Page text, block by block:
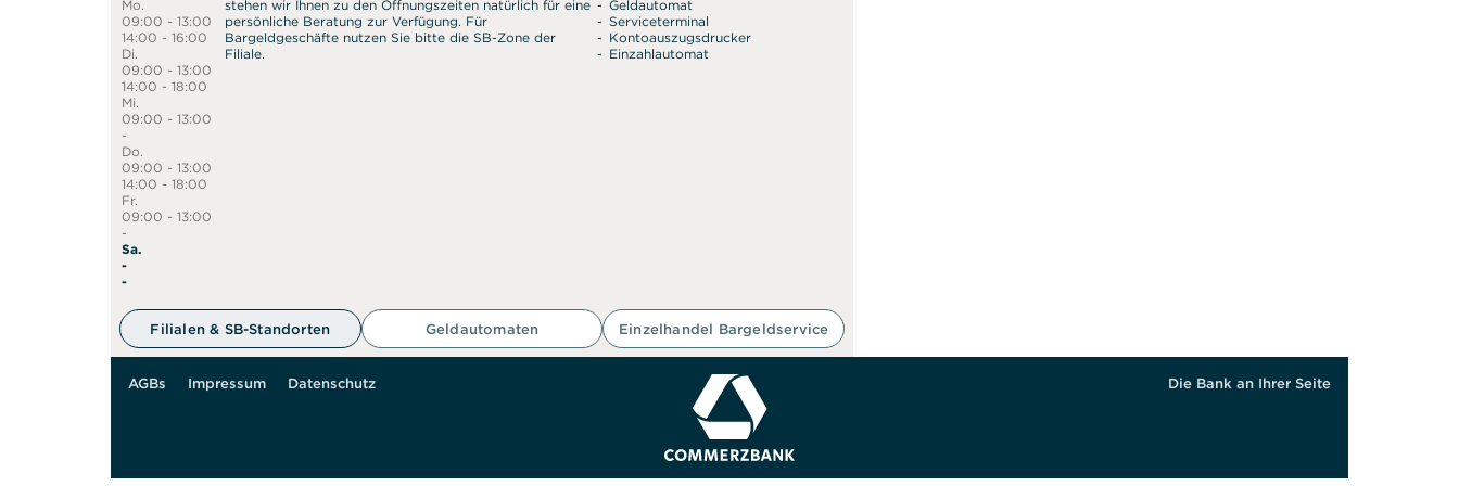
Mo.
09:00 - 13:00
14:00 - 16:00
Di.
09:00 - 13:00
14:00 - 18:00
Mi.
09:00 - 13:00
-
Do.
09:00 - 13:00
14:00 - 18:00
Fr.
09:00 - 13:00
-
Sa.
-
-
stehen wir Ihnen zu den Öffnungszeiten natürlich für eine
persönliche Beratung zur Verfügung. Für
Bargeldgeschäfte nutzen Sie bitte die SB-Zone der
Filiale.
Geldautomat
Serviceterminal
Kontoauszugsdrucker
Einzahlautomat
Filialen & SB-Standorten Geldautomaten Einzelhandel Bargeldservice
AGBs Impressum Datenschutz Die Bank an Ihrer Seite